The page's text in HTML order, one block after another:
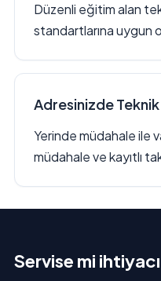
Düzenli eğitim alan
standartlarına uygun
Adresinizde
Yerinde müdahale ile
müdahale ve kayıtlı
Servise mi